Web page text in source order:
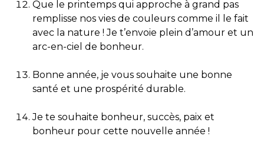
Que le printemps qui approche à grand pas
remplisse nos vies de couleurs comme il le fait
avec la nature ! Je t’envoie plein d’amour et un
arc-en-ciel de bonheur.
Bonne année, je vous souhaite une bonne
santé et une prospérité durable.
Je te souhaite bonheur, succès, paix et
bonheur pour cette nouvelle année !